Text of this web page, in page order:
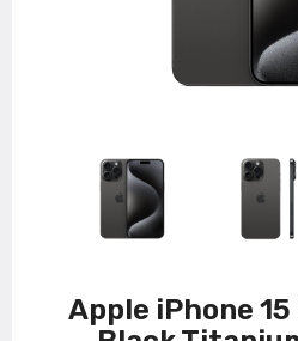
Apple iPhone 15